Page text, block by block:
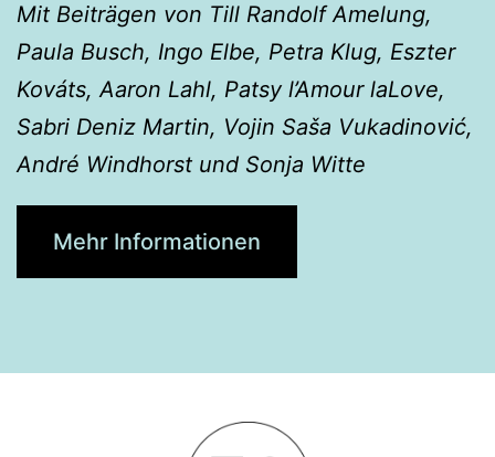
Mit Beiträgen von Till Randolf Amelung,
Paula Busch, Ingo Elbe, Petra Klug, Eszter
Kováts, Aaron Lahl, Patsy l’Amour laLove,
Sabri Deniz Martin, Vojin Saša Vukadinović,
André Windhorst und Sonja Witte
Mehr Informationen